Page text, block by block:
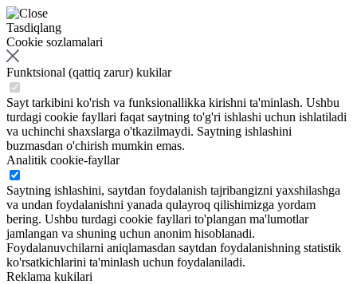
Tasdiqlang
Cookie sozlamalari
Funktsional (qattiq zarur) kukilar
Sayt tarkibini ko'rish va funksionallikka kirishni ta'minlash. Ushbu
turdagi cookie fayllari faqat saytning to'g'ri ishlashi uchun ishlatiladi
va uchinchi shaxslarga o'tkazilmaydi. Saytning ishlashini
buzmasdan o'chirish mumkin emas.
Analitik cookie-fayllar
Saytning ishlashini, saytdan foydalanish tajribangizni yaxshilashga
va undan foydalanishni yanada qulayroq qilishimizga yordam
bering. Ushbu turdagi cookie fayllari to'plangan ma'lumotlar
jamlangan va shuning uchun anonim hisoblanadi.
Foydalanuvchilarni aniqlamasdan saytdan foydalanishning statistik
ko'rsatkichlarini ta'minlash uchun foydalaniladi.
Reklama kukilari